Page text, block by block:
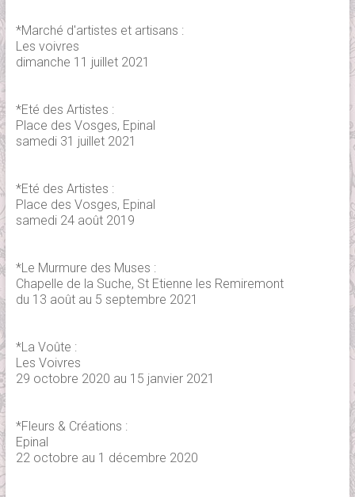
*Marché d'artistes et artisans :
Les voivres
dimanche 11 juillet 2021
*Eté des Artistes :
Place des Vosges, Epinal
samedi 31 juillet 2021
*Eté des Artistes :
Place des Vosges, Epinal
samedi 24 août 2019
*Le Murmure des Muses :
Chapelle de la Suche, St Etienne les Remiremont
du 13 août au 5 septembre 2021
*La Voûte :
Les Voivres
29 octobre 2020 au 15 janvier 2021
*Fleurs & Créations :
Epinal
22 octobre au 1 décembre 2020